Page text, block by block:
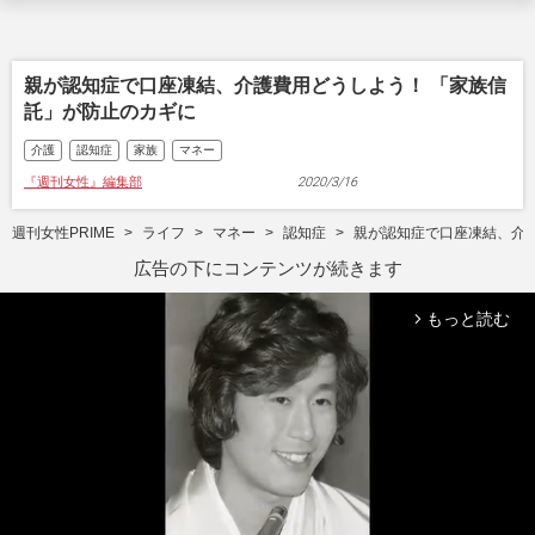
親が認知症で口座凍結、介護費用どうしよう！ 「家族信
託」が防止のカギに
介護 認知症 家族 マネー
『週刊女性』編集部 2020/3/16
週刊女性PRIME ライフ マネー 認知症 親が認知症で口座凍結、介
広告の下にコンテンツが続きます
arrow_forward_ios もっと読む